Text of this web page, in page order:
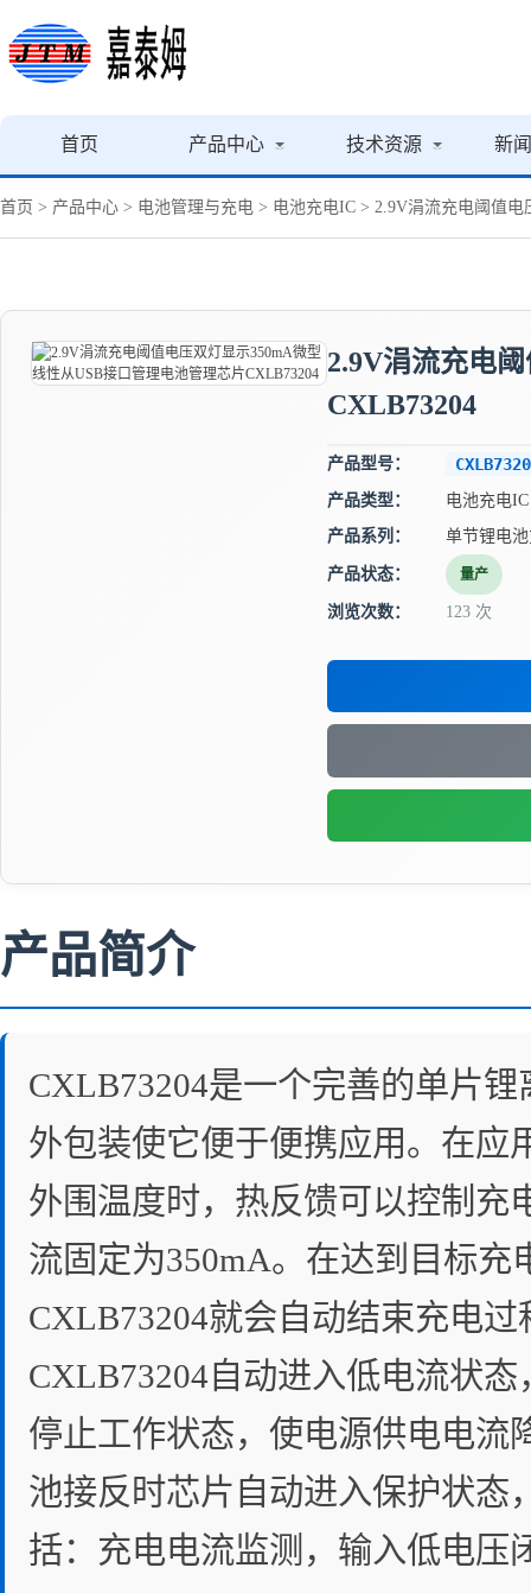
首页 产品中心 技术资源 新
首页 > 产品中心 > 电池管理与充电 > 电池充电IC > 2.9V涓流充电阈值电
2.9V涓流充电
CXLB73204
产品型号：
产品类型：
电池充电IC
产品系列：
单节锂电
产品状态： 量产
浏览次数： 123 次
产品简介
CXLB73204是一个完善的单片
外包装使它便于便携应用。在应
外围温度时，热反馈可以控制充
流固定为350mA。在达到目标
CXLB73204就会自动结束充电
CXLB73204自动进入低电流状
停止工作状态，使电源供电电流
池接反时芯片自动进入保护状态
括：充电电流监测，输入低电压